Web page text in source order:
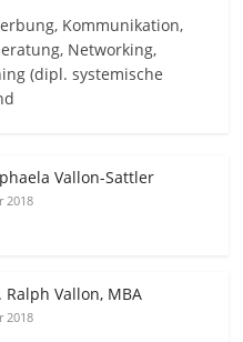
Kommunikation,
Networking,
(dipl. systemische
Vallon-Sattler
2018
Ralph Vallon, MBA
2018